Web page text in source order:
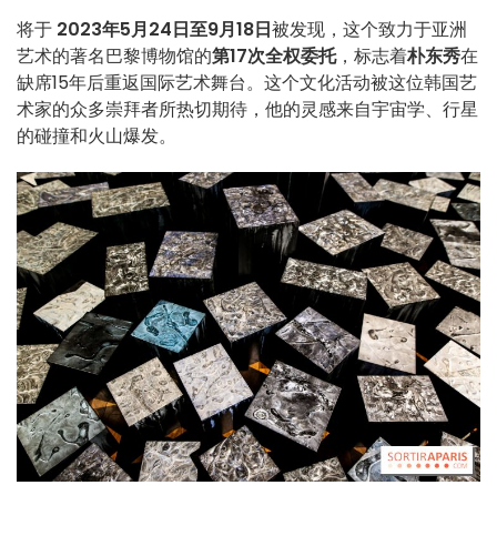
将于 2023年5月24日至9月18日被发现，这个致力于亚洲
艺术的著名巴黎博物馆的第17次全权委托，标志着朴东秀在
缺席15年后重返国际艺术舞台。这个文化活动被这位韩国艺
术家的众多崇拜者所热切期待，他的灵感来自宇宙学、行星
的碰撞和火山爆发。